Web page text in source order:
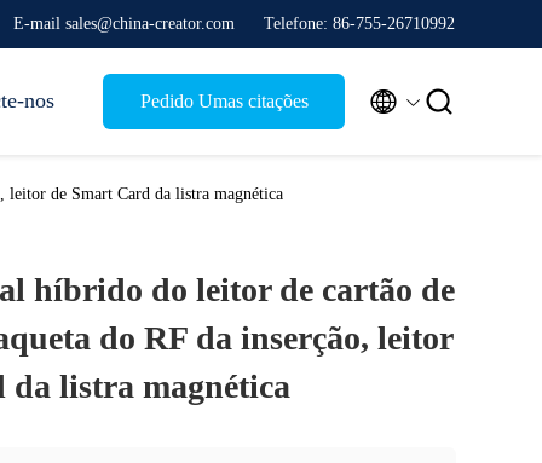
E-mail sales@china-creator.com Telefone: 86-755-26710992
nos Pedido Umas citações  
de Smart Card da listra magnética
híbrido do leitor de cartão de
do RF da inserção, leitor
da listra magnética